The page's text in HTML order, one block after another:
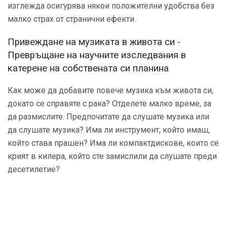
изглежда осигурява някои положителни удобства без
малко страх от странични ефекти.
Привеждане на музиката в живота си -
Превръщане на научните изследвания в
катерене на собствената си планина
Как може да добавите повече музика към живота си,
докато се справяте с рака? Отделете малко време, за
да размислите. Предпочитате да слушате музика или
да слушате музика? Има ли инструмент, който имаш,
който става прашен? Има ли компактдискове, които се
крият в килера, който сте замислили да слушате преди
десетилетие?